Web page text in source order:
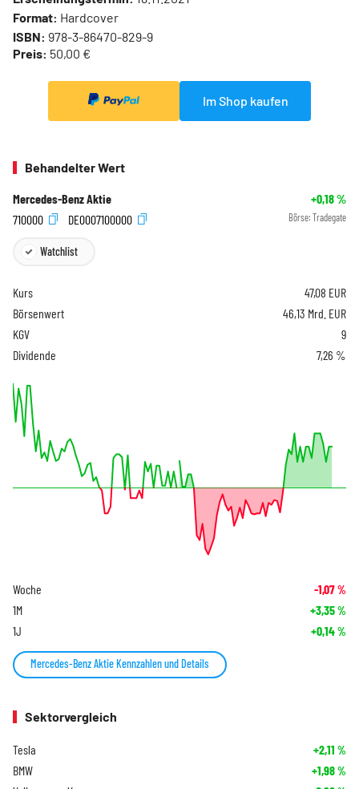
Format: Hardcover
ISBN: 978-3-86470-829-9
Preis: 50,00 €
Im Shop kaufen
Behandelter Wert
Mercedes-Benz Aktie +0,18%
710000
DE0007100000 Börse: Tradegate
Watchlist
Kurs 47,08 EUR
Börsenwert
46,13 Mrd. EUR
KGV
9
Dividende
7,26 %
Woche -1,07%
1M +3,35%
1J +0,14%
Mercedes-Benz Aktie Kennzahlen und Details
Sektorvergleich
Tesla +2,11 %
BMW +1,98%